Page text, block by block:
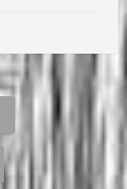
Next
Post: